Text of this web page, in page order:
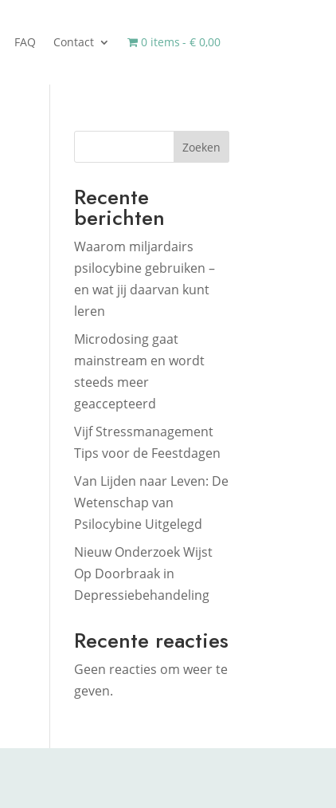
FAQ Contact 0 items € 0,00
Zoeken
Recente
berichten
Waarom miljardairs
psilocybine gebruiken –
en wat jij daarvan kunt
leren
Microdosing gaat
mainstream en wordt
steeds meer
geaccepteerd
Vijf Stressmanagement
Tips voor de Feestdagen
Van Lijden naar Leven: De
Wetenschap van
Psilocybine Uitgelegd
Nieuw Onderzoek Wijst
Op Doorbraak in
Depressiebehandeling
Recente reacties
Geen reacties om weer te
geven.